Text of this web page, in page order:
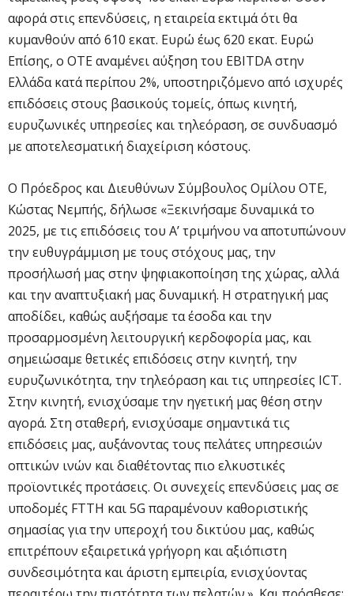
αφορά στις επενδύσεις, η εταιρεία εκτιμά ότι θα
κυμανθούν από 610 εκατ. Ευρώ έως 620 εκατ. Ευρώ
Επίσης, ο OTE αναμένει αύξηση του EBITDA στην
Ελλάδα κατά περίπου 2%, υποστηριζόμενo από ισχυρές
επιδόσεις στους βασικούς τομείς, όπως κινητή,
ευρυζωνικές υπηρεσίες και τηλεόραση, σε συνδυασμό
με αποτελεσματική διαχείριση κόστους.
Ο Πρόεδρος και Διευθύνων Σύμβουλος Ομίλου ΟΤΕ,
Κώστας Νεμπής, δήλωσε «Ξεκινήσαμε δυναμικά το
2025, με τις επιδόσεις του Α’ τριμήνου να αποτυπώνουν
την ευθυγράμμιση με τους στόχους μας, την
προσήλωσή μας στην ψηφιακοποίηση της χώρας, αλλά
και την αναπτυξιακή μας δυναμική. Η στρατηγική μας
αποδίδει, καθώς αυξήσαμε τα έσοδα και την
προσαρμοσμένη λειτουργική κερδοφορία μας, και
σημειώσαμε θετικές επιδόσεις στην κινητή, την
ευρυζωνικότητα, την τηλεόραση και τις υπηρεσίες ICT.
Στην κινητή, ενισχύσαμε την ηγετική μας θέση στην
αγορά. Στη σταθερή, ενισχύσαμε σημαντικά τις
επιδόσεις μας, αυξάνοντας τους πελάτες υπηρεσιών
οπτικών ινών και διαθέτοντας πιο ελκυστικές
προϊοντικές προτάσεις. Οι συνεχείς επενδύσεις μας σε
υποδομές FTTH και 5G παραμένουν καθοριστικής
σημασίας για την υπεροχή του δικτύου μας, καθώς
επιτρέπουν εξαιρετικά γρήγορη και αξιόπιστη
συνδεσιμότητα και άριστη εμπειρία, ενισχύοντας